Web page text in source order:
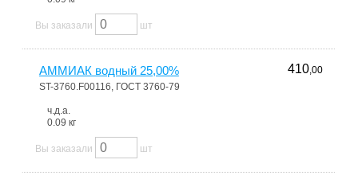
Вы заказали шт
АММИАК водный 25,00%
ST-3760.F00116, ГОСТ 3760-79
ч.д.а.
0.09 кг
410,00
Вы заказали шт